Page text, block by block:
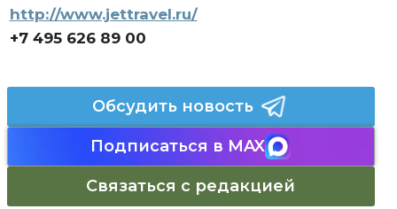
http://www.jettravel.ru/
+7 495 626 89 00
Обсудить новость
Подписаться в MAX
Связаться с редакцией